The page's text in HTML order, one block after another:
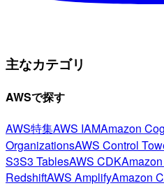
主なカテゴリ
AWSで探す
AWS特集AWS IAMAmazon
OrganizationsAWS Control
S3S3 TablesAWS CDK
RedshiftAWS AmplifyAmazon